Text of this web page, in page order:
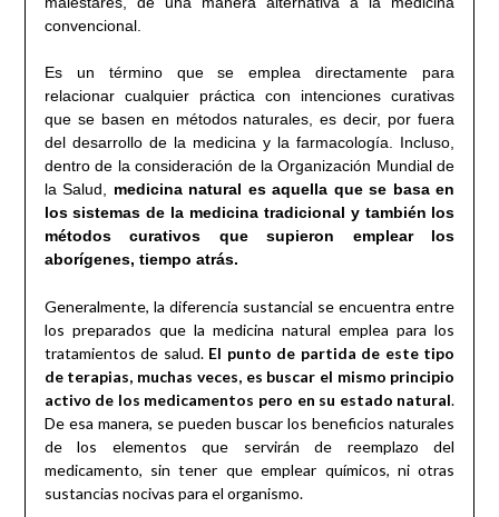
convencional.
Es un término que se emplea directamente para
relacionar cualquier práctica con intenciones curativas
que se basen en métodos naturales, es decir, por fuera
del desarrollo de la medicina y la farmacología. Incluso,
dentro de la consideración de la Organización Mundial de
la Salud, medicina natural es aquella que se basa en
los sistemas de la medicina tradicional y también los
métodos curativos que supieron emplear los
aborígenes, tiempo atrás.
Generalmente, la diferencia sustancial se encuentra entre
los preparados que la medicina natural emplea para los
tratamientos de salud. El punto de partida de este tipo
de terapias, muchas veces, es buscar el mismo principio
activo de los medicamentos pero en su estado natural.
De esa manera, se pueden buscar los beneficios naturales
de los elementos que servirán de reemplazo del
medicamento, sin tener que emplear químicos, ni otras
sustancias nocivas para el organismo.